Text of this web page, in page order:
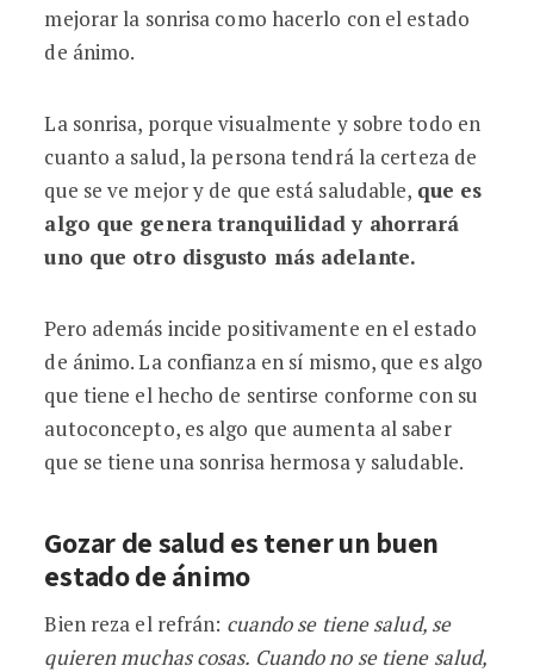
mejorar la sonrisa como hacerlo con el estado
de ánimo.
La sonrisa, porque visualmente y sobre todo en
cuanto a salud, la persona tendrá la certeza de
que se ve mejor y de que está saludable, que es
algo que genera tranquilidad y ahorrará
uno que otro disgusto más adelante.
Pero además incide positivamente en el estado
de ánimo. La confianza en sí mismo, que es algo
que tiene el hecho de sentirse conforme con su
autoconcepto, es algo que aumenta al saber
que se tiene una sonrisa hermosa y saludable.
Gozar de salud es tener un buen
estado de ánimo
Bien reza el refrán: cuando se tiene salud, se
quieren muchas cosas. Cuando no se tiene salud,